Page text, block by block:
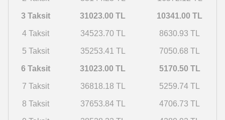
3 Taksit 31023.00 TL 10341.00 TL
4 Taksit 34523.70 TL 8630.93 TL
5 Taksit 35253.41 TL 7050.68 TL
6 Taksit 31023.00 TL 5170.50 TL
7 Taksit 36818.18 TL 5259.74 TL
8 Taksit 37653.84 TL 4706.73 TL